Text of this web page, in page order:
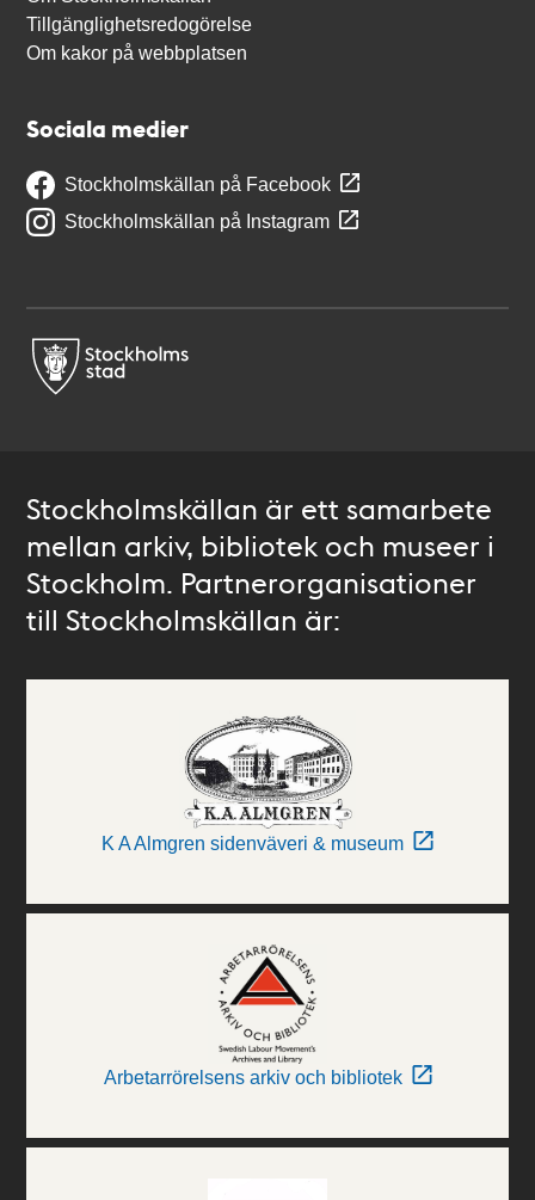
Tillgänglighetsredogörelse
Om kakor på webbplatsen
Sociala medier
Stockholmskällan på Facebook
Stockholmskällan på Instagram
Stockholmskällan är ett samarbete
mellan arkiv, bibliotek och museer i
Stockholm. Partnerorganisationer
till Stockholmskällan är:
K A Almgren sidenväveri & museum
Arbetarrörelsens arkiv och bibliotek